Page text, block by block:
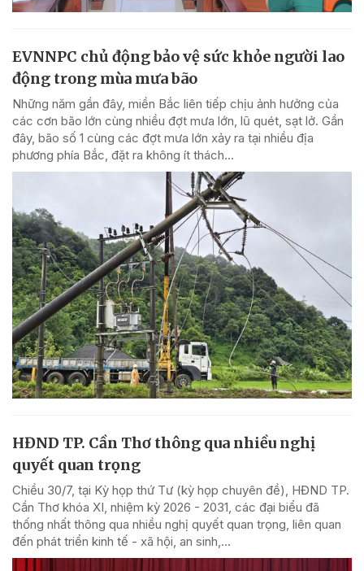
EVNNPC chủ động bảo vệ sức khỏe người lao
động trong mùa mưa bão
Những năm gần đây, miền Bắc liên tiếp chịu ảnh hưởng của
các cơn bão lớn cùng nhiều đợt mưa lớn, lũ quét, sạt lở. Gần
đây, bão số 1 cùng các đợt mưa lớn xảy ra tại nhiều địa
phương phía Bắc, đặt ra không ít thách...
HĐND TP. Cần Thơ thông qua nhiều nghị
quyết quan trọng
Chiều 30/7, tại Kỳ họp thứ Tư (kỳ họp chuyên đề), HĐND TP.
Cần Thơ khóa XI, nhiệm kỳ 2026 - 2031, các đại biểu đã
thống nhất thông qua nhiều nghị quyết quan trọng, liên quan
đến phát triển kinh tế - xã hội, an sinh,...